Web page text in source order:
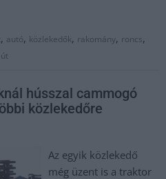
, autó, közlekedők, rakomány, roncs,
hússzal cammogó
közlekedőre
Az egyik közlekedő
még üzent is a traktor